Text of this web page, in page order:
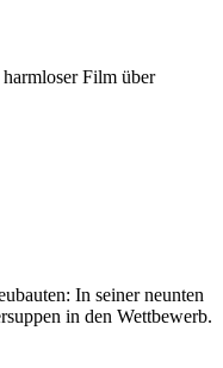
Film über
In seiner neunten
in den Wettbewerb.